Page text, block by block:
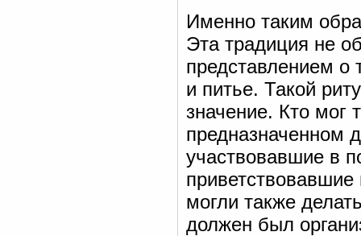
Именно таким
Эта традиция не
представлением о
и питье. Такой
значение. Кто мог
предназначенном
участвовавшие в
могли также
должен был